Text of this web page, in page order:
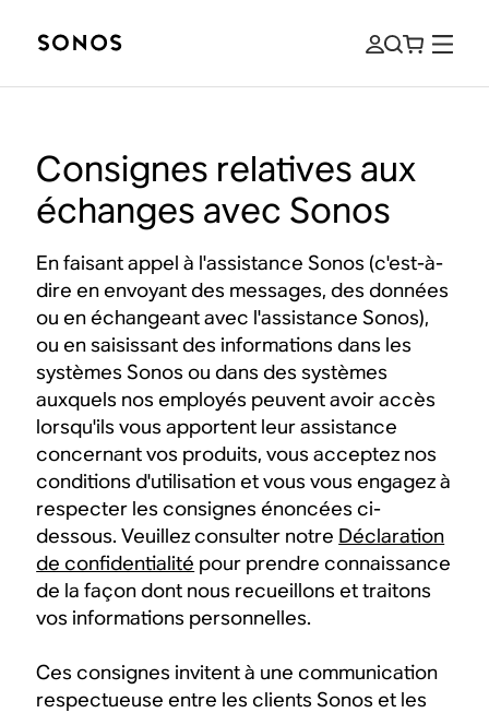
Consignes relatives aux
échanges avec Sonos
En faisant appel à l'assistance Sonos (c'est-à-
dire en envoyant des messages, des données
ou en échangeant avec l'assistance Sonos),
ou en saisissant des informations dans les
systèmes Sonos ou dans des systèmes
auxquels nos employés peuvent avoir accès
lorsqu'ils vous apportent leur assistance
concernant vos produits, vous acceptez nos
conditions d'utilisation et vous vous engagez à
respecter les consignes énoncées ci-
dessous. Veuillez consulter notre Déclaration
de confidentialité pour prendre connaissance
de la façon dont nous recueillons et traitons
vos informations personnelles.
Ces consignes invitent à une communication
respectueuse entre les clients Sonos et les